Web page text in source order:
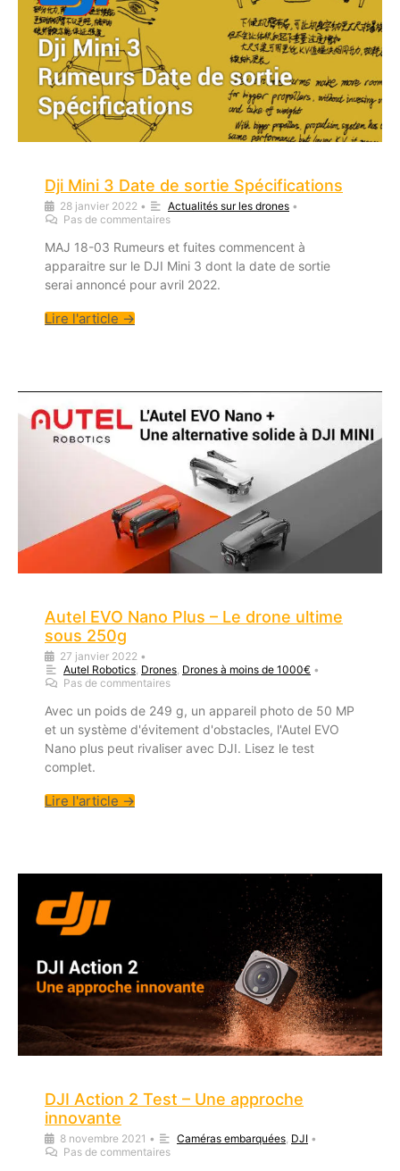
Dji Mini 3 Date de sortie Spécifications
28 janvier 2022 • Actualités sur les drones •
Pas de commentaires
MAJ 18-03 Rumeurs et fuites commencent à
apparaitre sur le DJI Mini 3 dont la date de sortie
serai annoncé pour avril 2022.
Lire l'article →
Autel EVO Nano Plus – Le drone ultime
sous 250g
27 janvier 2022 •
Autel Robotics, Drones, Drones à moins de 1000€ •
Pas de commentaires
Avec un poids de 249 g, un appareil photo de 50 MP
et un système d'évitement d'obstacles, l'Autel EVO
Nano plus peut rivaliser avec DJI. Lisez le test
complet.
Lire l'article →
DJI Action 2 Test – Une approche
innovante
8 novembre 2021 • Caméras embarquées, DJI •
Pas de commentaires